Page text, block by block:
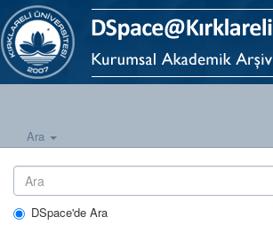
Ara
DSpace'de Ara